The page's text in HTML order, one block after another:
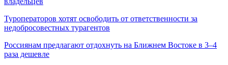
Туроператоров хотят освободить от ответственности за
недобросовестных турагентов
Россиянам предлагают отдохнуть на Ближнем Востоке в 3–4
раза дешевле